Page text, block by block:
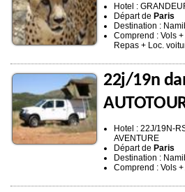
Hotel :
Départ de Paris
Destination :
Comprend : Vols
Repas + Loc.
22j/19n
Hotel : 22J/19N-
AVENTURE
Départ de Paris
Destination :
Comprend : Vols